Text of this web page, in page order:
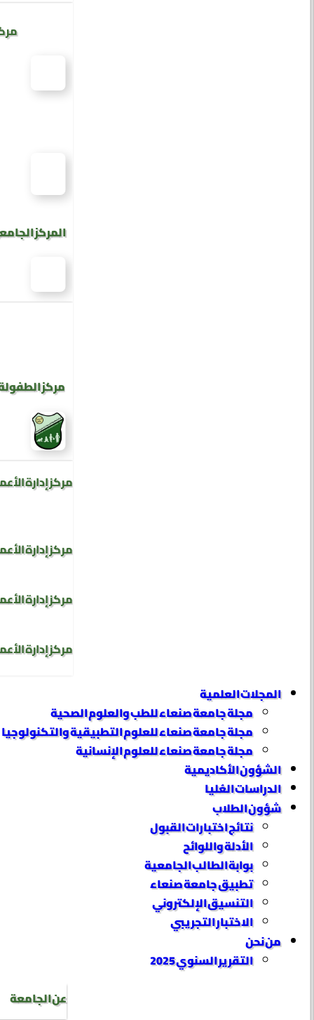
المركز
مركز
مركز إدارة
مركز إدارة
مركز إدارة
مركز إدارة
المجلات العلمية
مجلة جامعة صنعاء للطب والعلوم الصحية
مجلة جامعة صنعاء للعلوم التطبيقية والتكنولوجيا
مجلة جامعة صنعاء للعلوم الإنسانية
الشؤون الأكاديمية
الدراسات العُليا
شؤون الطلاب
نتائج اختبارات القبول
الأدلة واللوائح
بوابة الطالب الجامعية
تطبيق جامعة صنعاء
التنسيق الإلكتروني
الاختبار التجريبي
من نحن
التقرير السنوي 2025
عن الجامعة